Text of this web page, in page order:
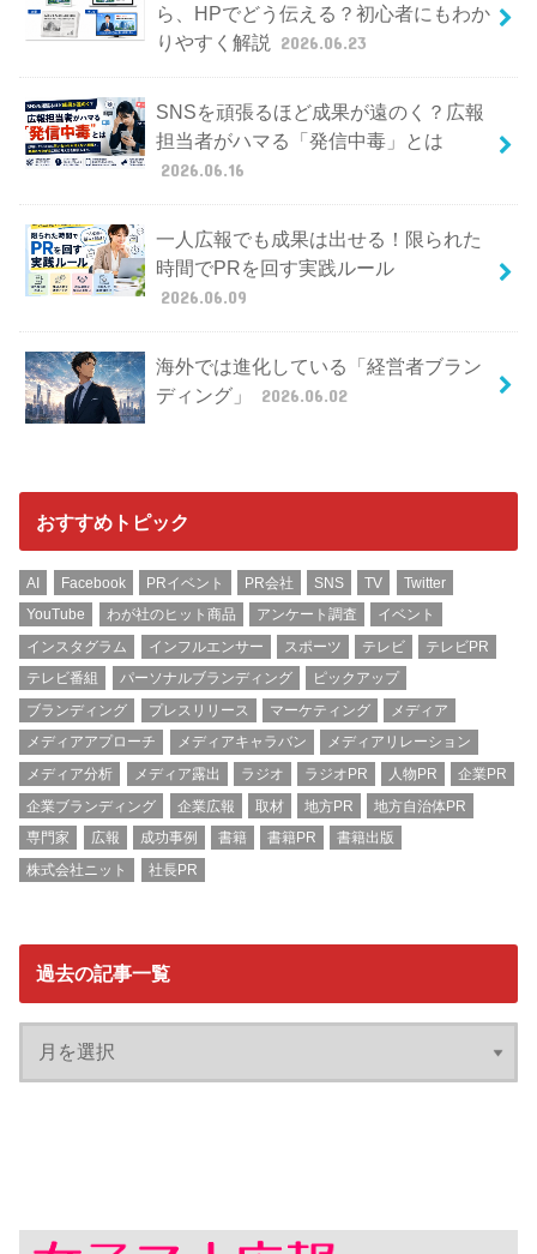
ら、HPでどう伝える？初心者にもわか
りやすく解説
2026.06.23
SNSを頑張るほど成果が遠のく？広報
担当者がハマる「発信中毒」とは
2026.06.16
一人広報でも成果は出せる！限られた
時間でPRを回す実践ルール
2026.06.09
海外では進化している「経営者ブラン
ディング」
2026.06.02
おすすめトピック
AI Facebook PRイベント PR会社 SNS TV
Twitter
YouTube
わが社のヒット商品 アンケート調査
イベント
インスタグラム
インフルエンサー スポーツ テレビ
テレビPR
テレビ番組
パーソナルブランディング
ピックアップ
ブランディング
プレスリリース マーケティング
メディア
メディアアプローチ
メディアキャラバン
メディアリレーション
メディア分析
メディア露出 ラジオ ラジオPR 人物PR
企業PR
企業ブランディング
企業広報 取材 地方PR
地方自治体PR
専門家
広報 成功事例 書籍 書籍PR
書籍出版
株式会社ニット
社長PR
過去の記事一覧